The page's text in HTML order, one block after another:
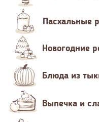
Пасхальные
Новогодние
Блюда из
Выпечка и